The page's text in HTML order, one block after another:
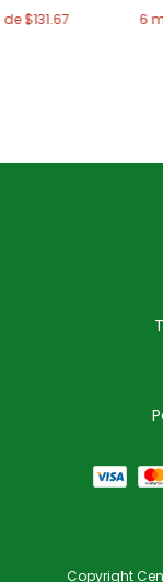
de$131.67 6
Copyright